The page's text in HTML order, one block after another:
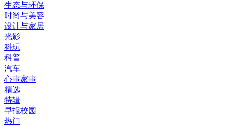
生态与环保
时尚与美容
设计与家居
光影
科玩
科普
汽车
心事家事
精选
特辑
早报校园
热门